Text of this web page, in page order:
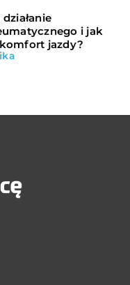
i jak
jazdy?